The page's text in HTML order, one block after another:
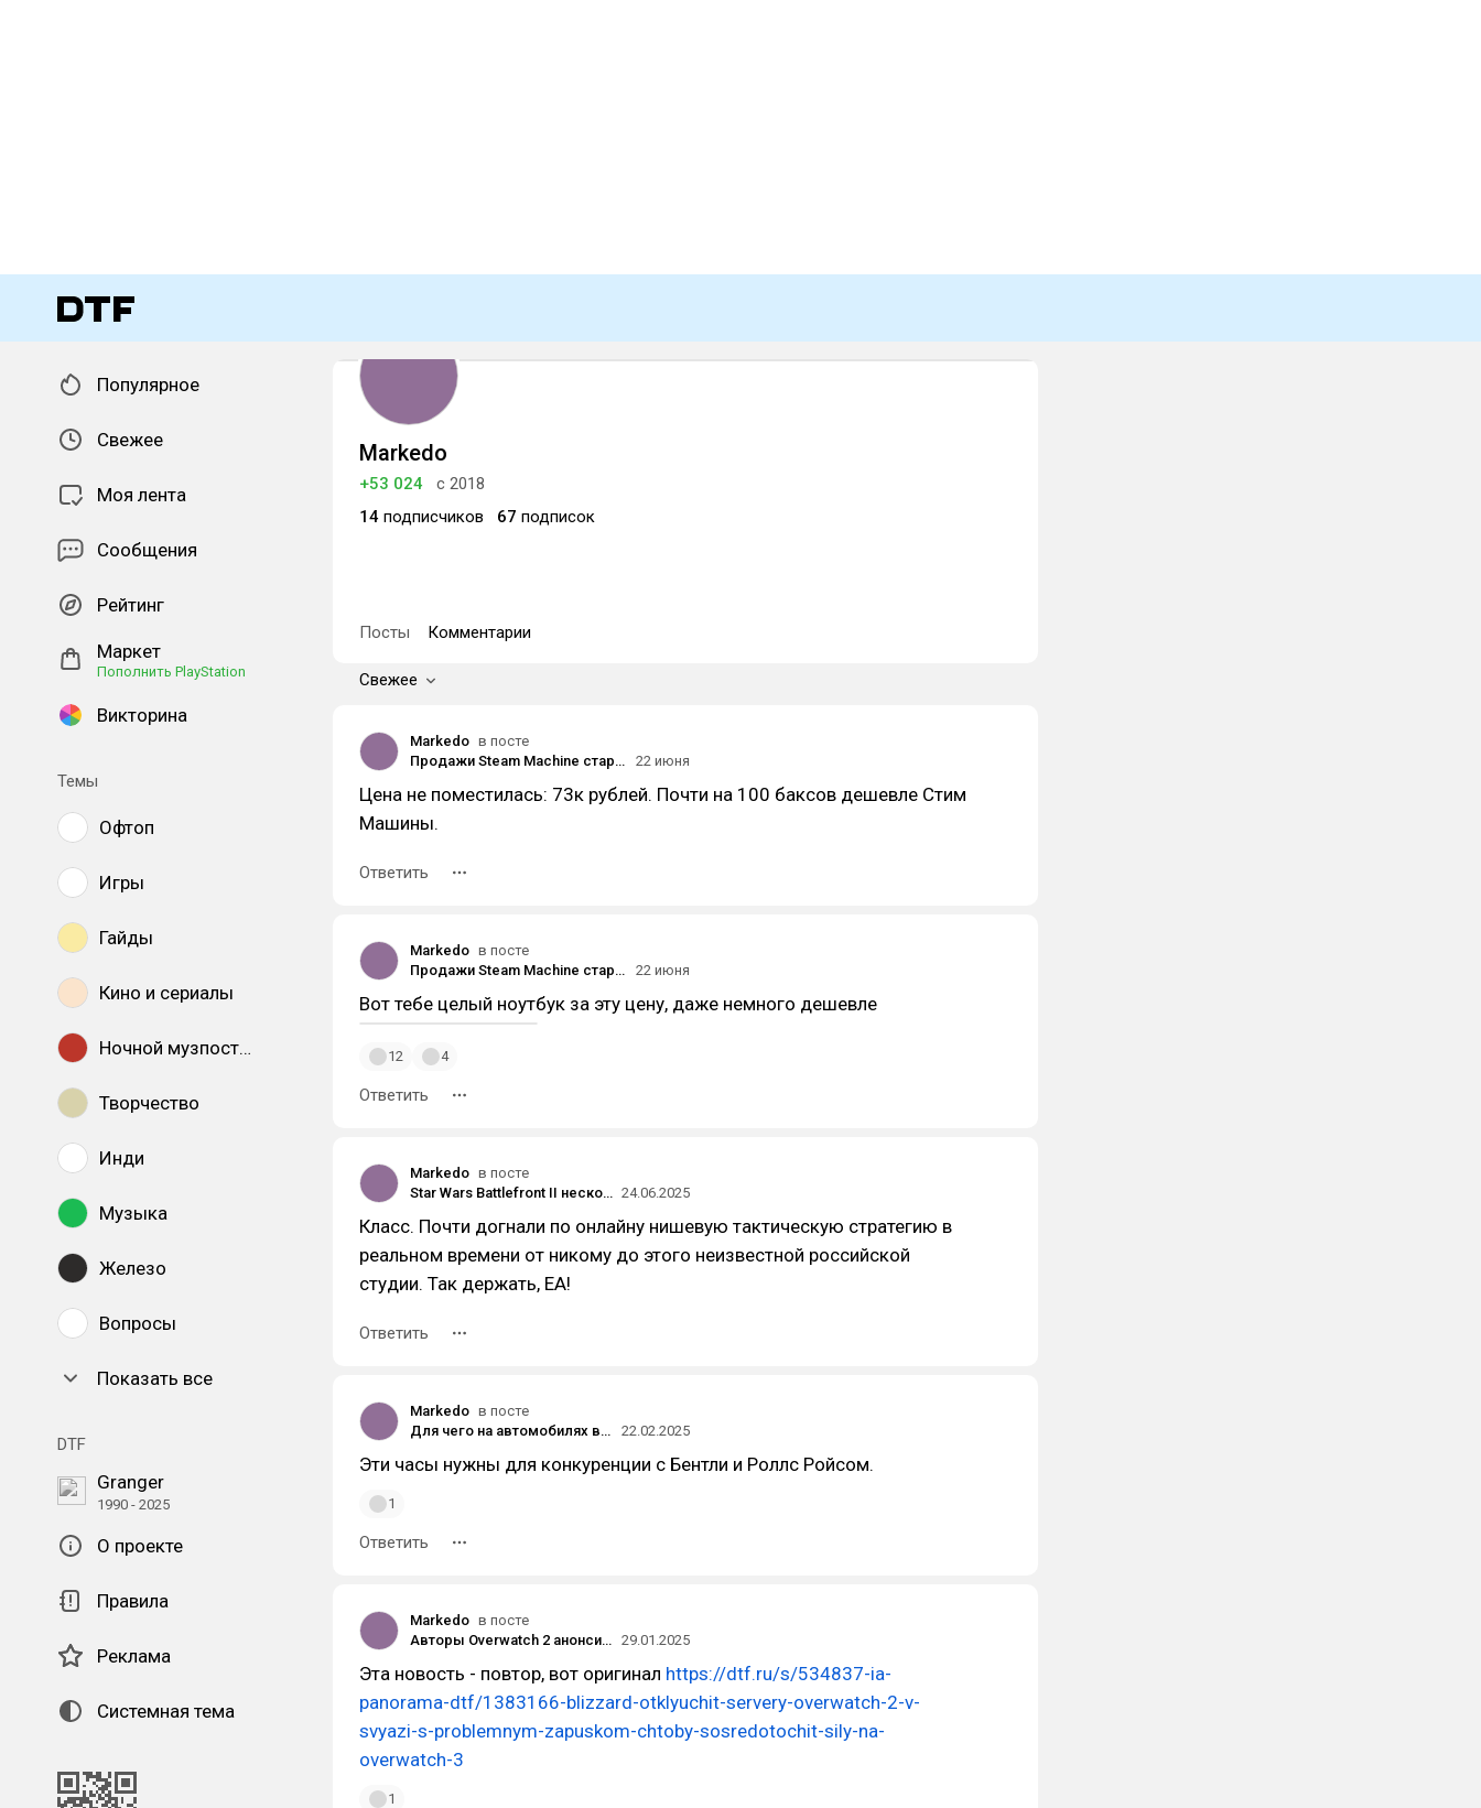
Популярное
Свежее
Моя лента
Сообщения
Рейтинг
Маркет
Пополнить PlayStation
Викторина
Темы
Офтоп
Игры
Гайды
Кино и сериалы
Ночной музпостинг
Творчество
Инди
Музыка
Железо
Вопросы
Показать все
DTF
Granger
1990 - 2025
О проекте
Правила
Реклама
Системная тема
Markedo
+53 024
с 2018
14 подписчиков 67 подписок
Посты Комментарии
Свежее
Markedo в посте
Продажи Steam Machine стартуют 30 июня по цене 1049 долларов за версию на 512 ГБ без геймпада
22 июня
Цена не поместилась: 73к рублей. Почти на 100 баксов дешевле Стим
Машины.
Ответить
Markedo в посте
Продажи Steam Machine стартуют 30 июня по цене 1049 долларов за версию на 512 ГБ без геймпада
22 июня
Вот тебе целый ноутбук за эту цену, даже немного дешевле
12 4
Ответить
Markedo в посте
Star Wars Battlefront II несколько раз обновила свой рекорд по онлайну в Steam на фоне скидки в 90% 24.06.2025
Класс. Почти догнали по онлайну нишевую тактическую стратегию в
реальном времени от никому до этого неизвестной российской
студии. Так держать, ЕА!
Ответить
Markedo в посте
Для чего на автомобилях ваз установлены часы со стрелками?
22.02.2025
Эти часы нужны для конкуренции с Бентли и Роллс Ройсом.
1
Ответить
Markedo в посте
Авторы Overwatch 2 анонсировали «грандиозные» изменения в шутере — их покажут 12 февраля 29.01.2025
Эта новость - повтор, вот оригинал https://dtf.ru/s/534837-ia-
panorama-dtf/1383166-blizzard-otklyuchit-servery-overwatch-2-v-
svyazi-s-problemnym-zapuskom-chtoby-sosredotochit-sily-na-
overwatch-3
1